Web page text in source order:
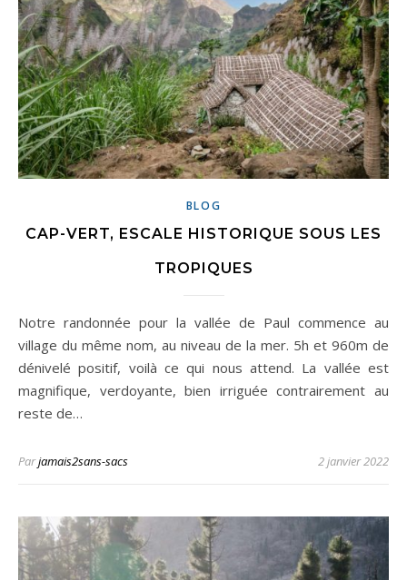
BLOG
CAP-VERT, ESCALE HISTORIQUE SOUS LES
TROPIQUES
Notre randonnée pour la vallée de Paul commence au
village du même nom, au niveau de la mer. 5h et 960m de
dénivelé positif, voilà ce qui nous attend. La vallée est
magnifique, verdoyante, bien irriguée contrairement au
reste de…
Parjamais2sans-sacs 2 janvier 2022